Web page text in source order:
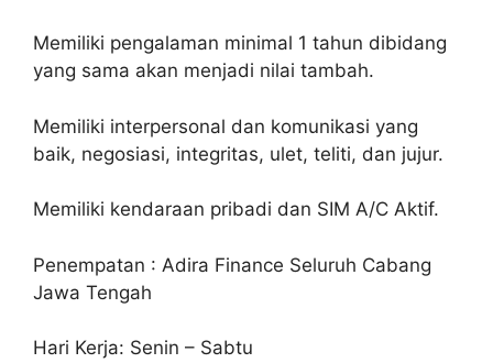
Memiliki pengalaman minimal 1 tahun dibidang
yang sama akan menjadi nilai tambah.
Memiliki interpersonal dan komunikasi yang
baik, negosiasi, integritas, ulet, teliti, dan jujur.
Memiliki kendaraan pribadi dan SIM A/C Aktif.
Penempatan : Adira Finance Seluruh Cabang
Jawa Tengah
Hari Kerja: Senin – Sabtu